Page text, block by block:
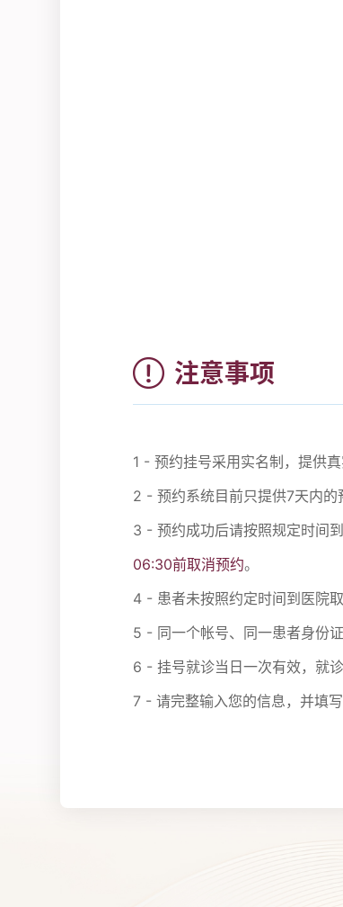
注意事项
1 - 预约挂号采用实名制，提供
2 - 预约系统目前只提供7天内的
3 - 预约成功后请按照规定时间
06:30前取消预约。
4 - 患者未按照约定时间到医院
5 - 同一个帐号、同一患者身份
6 - 挂号就诊当日一次有效，就
7 - 请完整输入您的信息，并填